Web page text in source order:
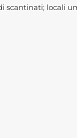
locali